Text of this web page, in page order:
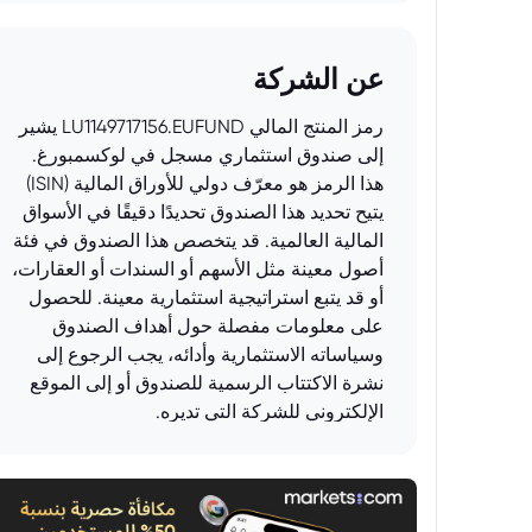
عن الشركة
رمز المنتج المالي LU1149717156.EUFUND يشير
إلى صندوق استثماري مسجل في لوكسمبورغ.
هذا الرمز هو معرّف دولي للأوراق المالية (ISIN)
يتيح تحديد هذا الصندوق تحديدًا دقيقًا في الأسواق
المالية العالمية. قد يتخصص هذا الصندوق في فئة
أصول معينة مثل الأسهم أو السندات أو العقارات،
أو قد يتبع استراتيجية استثمارية معينة. للحصول
على معلومات مفصلة حول أهداف الصندوق
وسياساته الاستثمارية وأدائه، يجب الرجوع إلى
نشرة الاكتتاب الرسمية للصندوق أو إلى الموقع
الإلكتروني للشركة التي تديره.